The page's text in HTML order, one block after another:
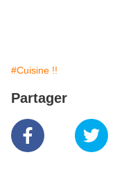
#Cuisine !!
Partager